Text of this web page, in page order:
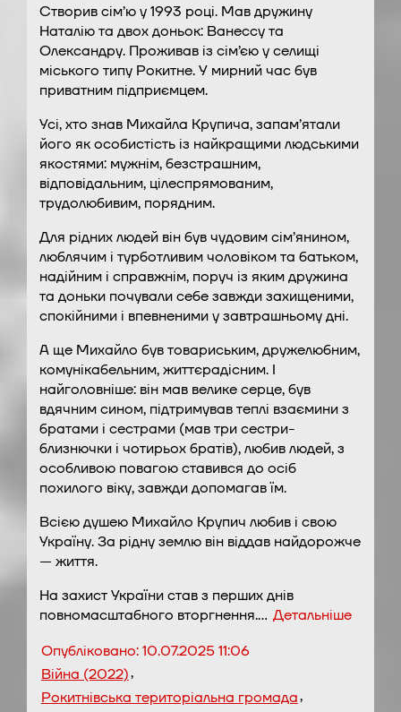
Створив сім’ю у 1993 році. Мав дружину
Наталію та двох доньок: Ванессу та
Олександру. Проживав із сім’єю у селищі
міського типу Рокитне. У мирний час був
приватним підприємцем.
Усі, хто знав Михайла Крупича, запам’ятали
його як особистість із найкращими людськими
якостями: мужнім, безстрашним,
відповідальним, цілеспрямованим,
трудолюбивим, порядним.
Для рідних людей він був чудовим сім’янином,
люблячим і турботливим чоловіком та батьком,
надійним і справжнім, поруч із яким дружина
та доньки почували себе завжди захищеними,
спокійними і впевненими у завтрашньому дні.
А ще Михайло був товариським, дружелюбним,
комунікабельним, життєрадісним. І
найголовніше: він мав велике серце, був
вдячним сином, підтримував теплі взаємини з
братами і сестрами (мав три сестри-
близнючки і чотирьох братів), любив людей, з
особливою повагою ставився до осіб
похилого віку, завжди допомагав їм.
Всією душею Михайло Крупич любив і свою
Україну. За рідну землю він віддав найдорожче
— життя.
На захист України став з перших днів
повномасштабного вторгнення.… Детальніше
Опубліковано:10.07.2025 11:06
Війна (2022),
Рокитнівська територіальна громада,